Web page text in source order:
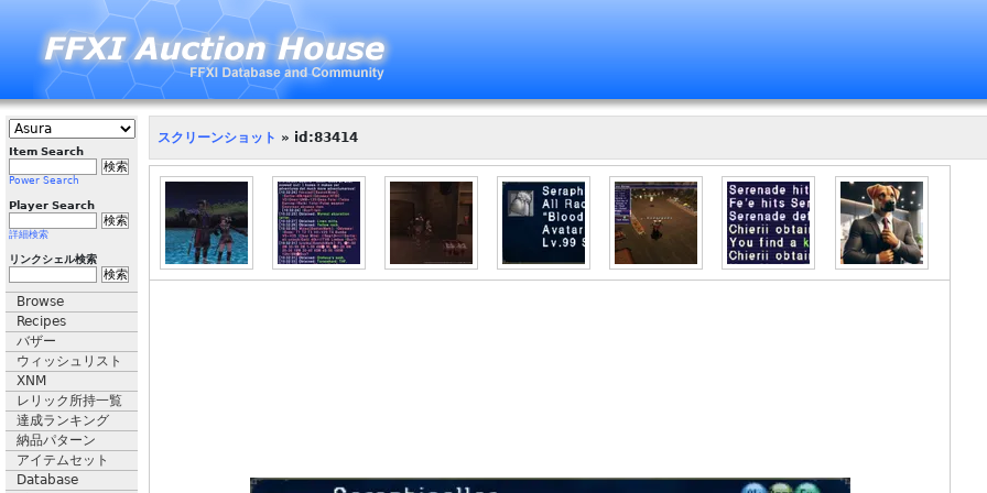
Item Search
Power Search
Player Search
詳細検索
リンクシェル検索
Browse
Recipes
バザー
ウィッシュリスト
XNM
レリック所持一覧
達成ランキング
納品パターン
アイテムセット
Database
スクリーンショット » id:83414